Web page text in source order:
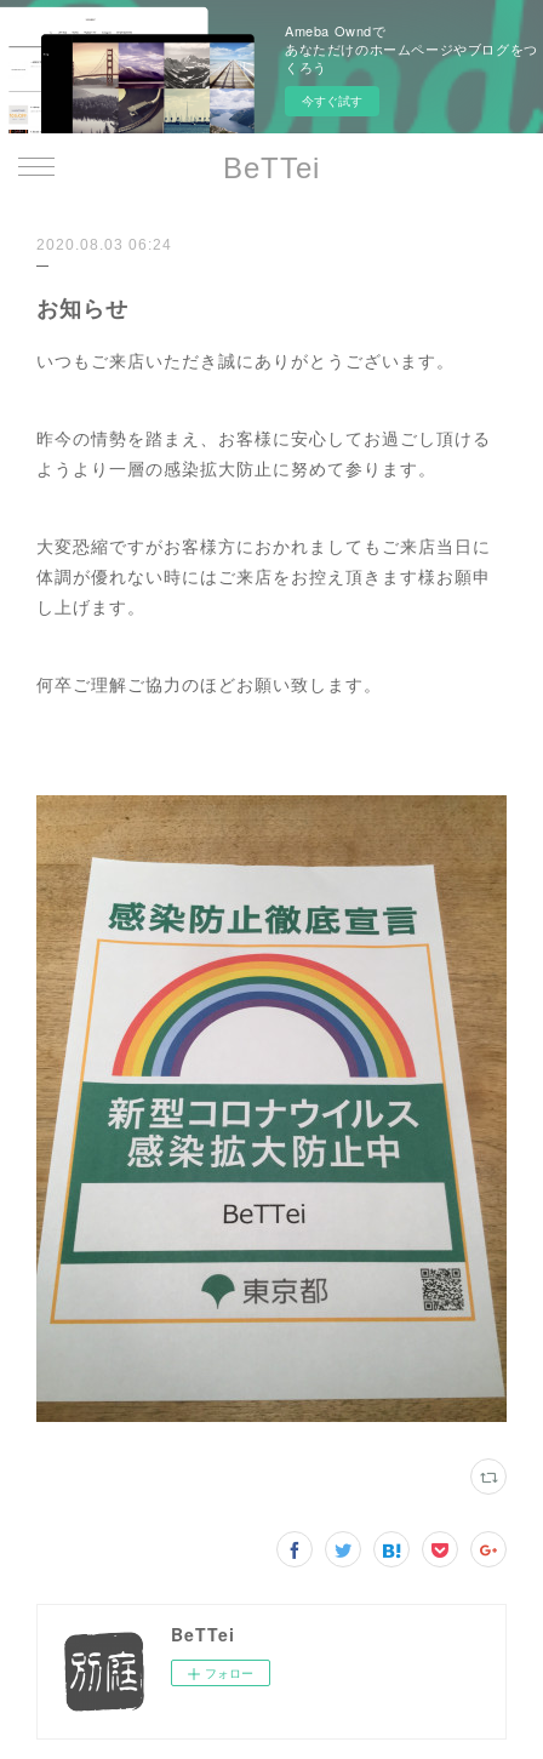
Ameba Owndで
あなただけのホームページやブログをつ
くろう
今すぐ試す
BeTTei
2020.08.03 06:24
お知らせ
いつもご来店いただき誠にありがとうございます。
昨今の情勢を踏まえ、お客様に安心してお過ごし頂ける
ようより一層の感染拡大防止に努めて参ります。
大変恐縮ですがお客様方におかれましてもご来店当日に
体調が優れない時にはご来店をお控え頂きます様お願申
し上げます。
何卒ご理解ご協力のほどお願い致します。
BeTTei
フォロー